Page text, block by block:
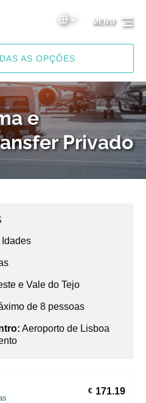
Select
Select Language▼
AS OPÇÕES
MENU
e
Privado
Idades
e Vale do Tejo
de 8 pessoas
Aeroporto de Lisboa
€ 171.19